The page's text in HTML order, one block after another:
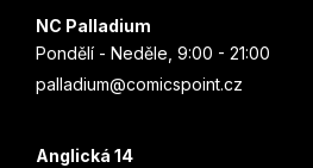
NC Palladium
Pondělí - Neděle, 9:00 - 21:00
palladium@comicspoint.cz
Anglická 14